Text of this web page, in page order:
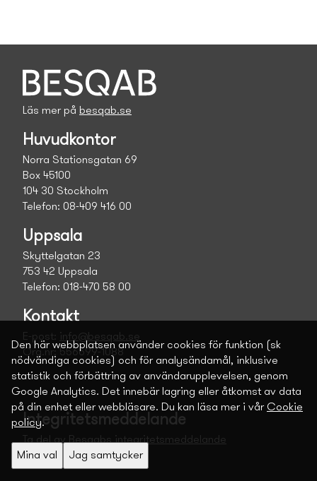
Läs mer på besqab.se
Huvudkontor
Norra Stationsgatan 69
Box 45100
104 30 Stockholm
Telefon: 08-409 416 00
Uppsala
Skyttelgatan 23
753 42 Uppsala
Telefon: 018-470 58 00
Kontakt
E-post:
info@besqab.se
Org.nr: 556699-1088
Integritetsmeddelande
Ta del av Besqabs integritetsmeddelande
Den här webbplatsen använder cookies för funktion (sk
nödvändiga cookies) och för analysändamål, inklusive
statistik och förbättring av användarupplevelsen, genom
Google Analytics. Det innebär lagring eller åtkomst av data
på din enhet eller webbläsare. Du kan läsa mer i vår Cookie
policy.
Mina val Jag samtycker